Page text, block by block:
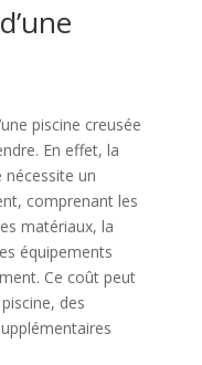
piscine creusée
En effet, la
nécessite un
comprenant les
matériaux, la
équipements
Ce coût peut
des